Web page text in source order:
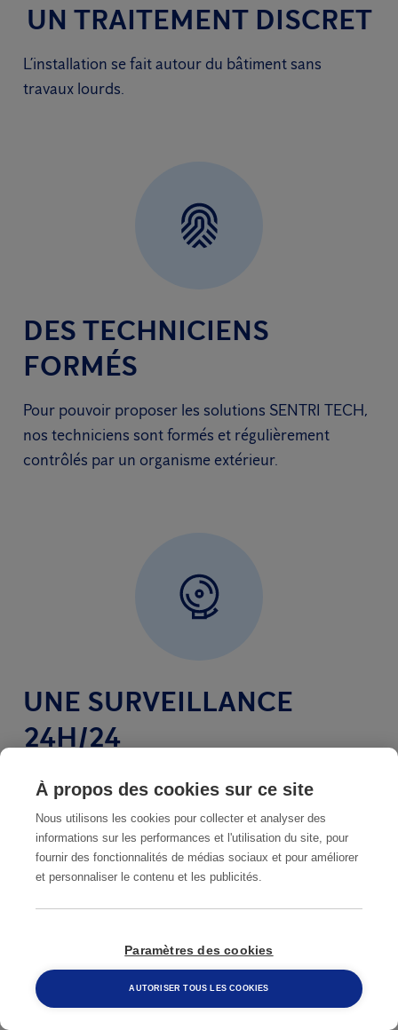
UN TRAITEMENT DISCRET
L’installation se fait autour du bâtiment sans
travaux lourds.
DES TECHNICIENS
FORMÉS
Pour pouvoir proposer les solutions SENTRI TECH,
nos techniciens sont formés et régulièrement
contrôlés par un organisme extérieur.
UNE SURVEILLANCE
24H/24
Les stations permettent de suivre l’activité des
À propos des cookies sur ce site
Nous utilisons les cookies pour collecter et analyser des
informations sur les performances et l'utilisation du site, pour
fournir des fonctionnalités de médias sociaux et pour améliorer
et personnaliser le contenu et les publicités.
Paramètres des cookies
AUTORISER TOUS LES COOKIES